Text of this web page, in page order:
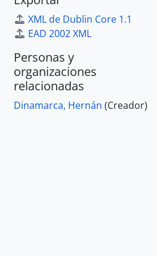
XML de Dublin Core 1.1
EAD 2002 XML
Personas y
organizaciones
relacionadas
Dinamarca, Hernán (Creador)